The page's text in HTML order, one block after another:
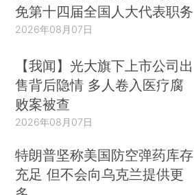
免第十四届全国人大代表职务
2026年08月07日
【我闻】光大旗下上市公司出
售背后隐情 多人卷入医疗腐
败案被查
2026年08月07日
特朗普坚称美国防空弹药库存
充足 但不会向乌克兰提供更